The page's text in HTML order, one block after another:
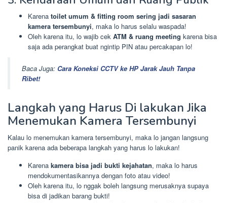
Karena toilet umum & fitting room sering jadi sasaran
kamera tersembunyi, maka lo harus selalu waspada!
Oleh karena itu, lo wajib cek ATM & ruang meeting karena bisa
saja ada perangkat buat ngintip PIN atau percakapan lo!
Baca Juga: Cara Koneksi CCTV ke HP Jarak Jauh Tanpa
Ribet!
Langkah yang Harus Di lakukan Jika
Menemukan Kamera Tersembunyi
Kalau lo menemukan kamera tersembunyi, maka lo jangan langsung
panik karena ada beberapa langkah yang harus lo lakukan!
Karena kamera bisa jadi bukti kejahatan, maka lo harus
mendokumentasikannya dengan foto atau video!
Oleh karena itu, lo nggak boleh langsung merusaknya supaya
bisa di jadikan barang bukti!